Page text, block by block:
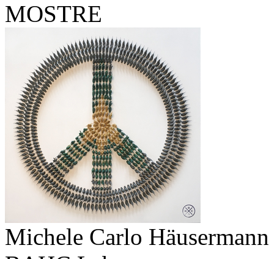
MOSTRE
Michele Carlo Häusermann